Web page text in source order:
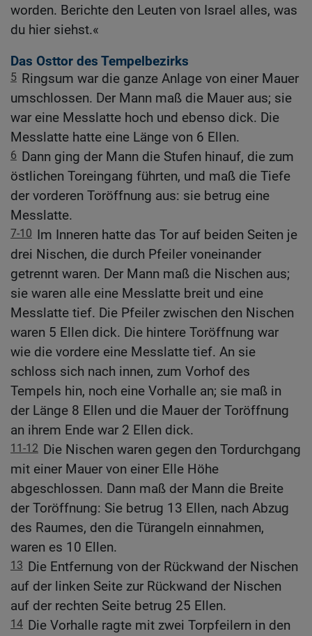
worden. Berichte den Leuten von Israel alles, was
du hier siehst.«
Das Osttor des Tempelbezirks
5 Ringsum war die ganze Anlage von einer Mauer
umschlossen. Der Mann maß die Mauer aus; sie
war eine Messlatte hoch und ebenso dick. Die
Messlatte hatte eine Länge von 6 Ellen.
6 Dann ging der Mann die Stufen hinauf, die zum
östlichen Toreingang führten, und maß die Tiefe
der vorderen Toröffnung aus: sie betrug eine
Messlatte.
7-10 Im Inneren hatte das Tor auf beiden Seiten je
drei Nischen, die durch Pfeiler voneinander
getrennt waren. Der Mann maß die Nischen aus;
sie waren alle eine Messlatte breit und eine
Messlatte tief. Die Pfeiler zwischen den Nischen
waren 5 Ellen dick. Die hintere Toröffnung war
wie die vordere eine Messlatte tief. An sie
schloss sich nach innen, zum Vorhof des
Tempels hin, noch eine Vorhalle an; sie maß in
der Länge 8 Ellen und die Mauer der Toröffnung
an ihrem Ende war 2 Ellen dick.
11-12 Die Nischen waren gegen den Tordurchgang
mit einer Mauer von einer Elle Höhe
abgeschlossen. Dann maß der Mann die Breite
der Toröffnung: Sie betrug 13 Ellen, nach Abzug
des Raumes, den die Türangeln einnahmen,
waren es 10 Ellen.
13 Die Entfernung von der Rückwand der Nischen
auf der linken Seite zur Rückwand der Nischen
auf der rechten Seite betrug 25 Ellen.
14 Die Vorhalle ragte mit zwei Torpfeilern in den